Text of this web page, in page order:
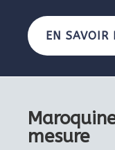
EN SAVOIR
mesure